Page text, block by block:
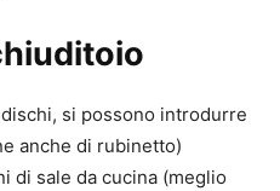
si possono introdurre
anche di rubinetto)
di sale da cucina (meglio